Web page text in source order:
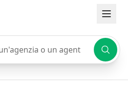
o un agente